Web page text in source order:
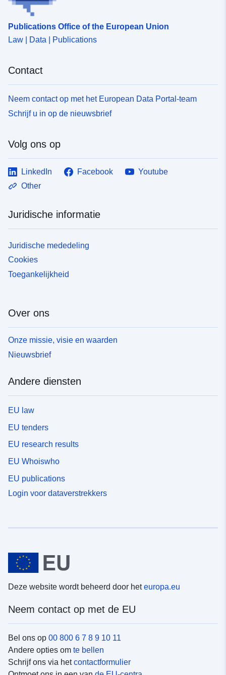
Publications Office of the European Union
Law | Data | Publications
Contact
Neem contact op met het European Data Portal-team
Schrijf u in op de nieuwsbrief
Volg ons op
LinkedIn Facebook
Youtube
Other
Juridische informatie
Juridische mededeling
Cookies
Toegankelijkheid
Over ons
Onze missie, visie en waarden
Nieuwsbrief
Andere diensten
EU law
EU tenders
EU research results
EU Whoiswho
EU publications
Login voor dataverstrekkers
Deze website wordt beheerd door heteuropa.eu
Neem contact op met de EU
Bel ons op 00 800 6 7 8 9 10 11
Andere opties om te bellen
Schrijf ons via hetcontactformulier